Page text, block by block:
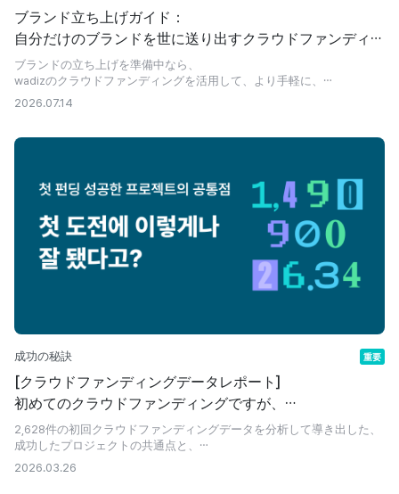
ブランド立ち上げガイド：
自分だけのブランドを世に送り出すクラウドファンディン
グの方法
ブランドの立ち上げを準備中なら、
wadizのクラウドファンディングを活用して、より手軽に、
気軽に始めてみてはいかがでしょうか。
2026.07.14
成功の秘訣 重要
[クラウドファンディングデータレポート]
初めてのクラウドファンディングですが、
うまくいくでしょうか？
2,628件の初回クラウドファンディングデータを分析して導き出した、
成功したプロジェクトの共通点と、
初めてクラウドファンディングを行うメイカーから最も多く寄せられる
2026.03.26